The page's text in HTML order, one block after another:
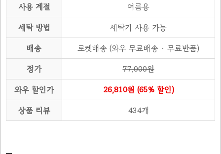
사용 계절 여름용
세탁 방법 세탁기 사용 가능
배송 로켓배송 (와우 무료배송 · 무료반품)
정가 77,000원
와우 할인가 26,810원 (65% 할인)
상품 리뷰 434개